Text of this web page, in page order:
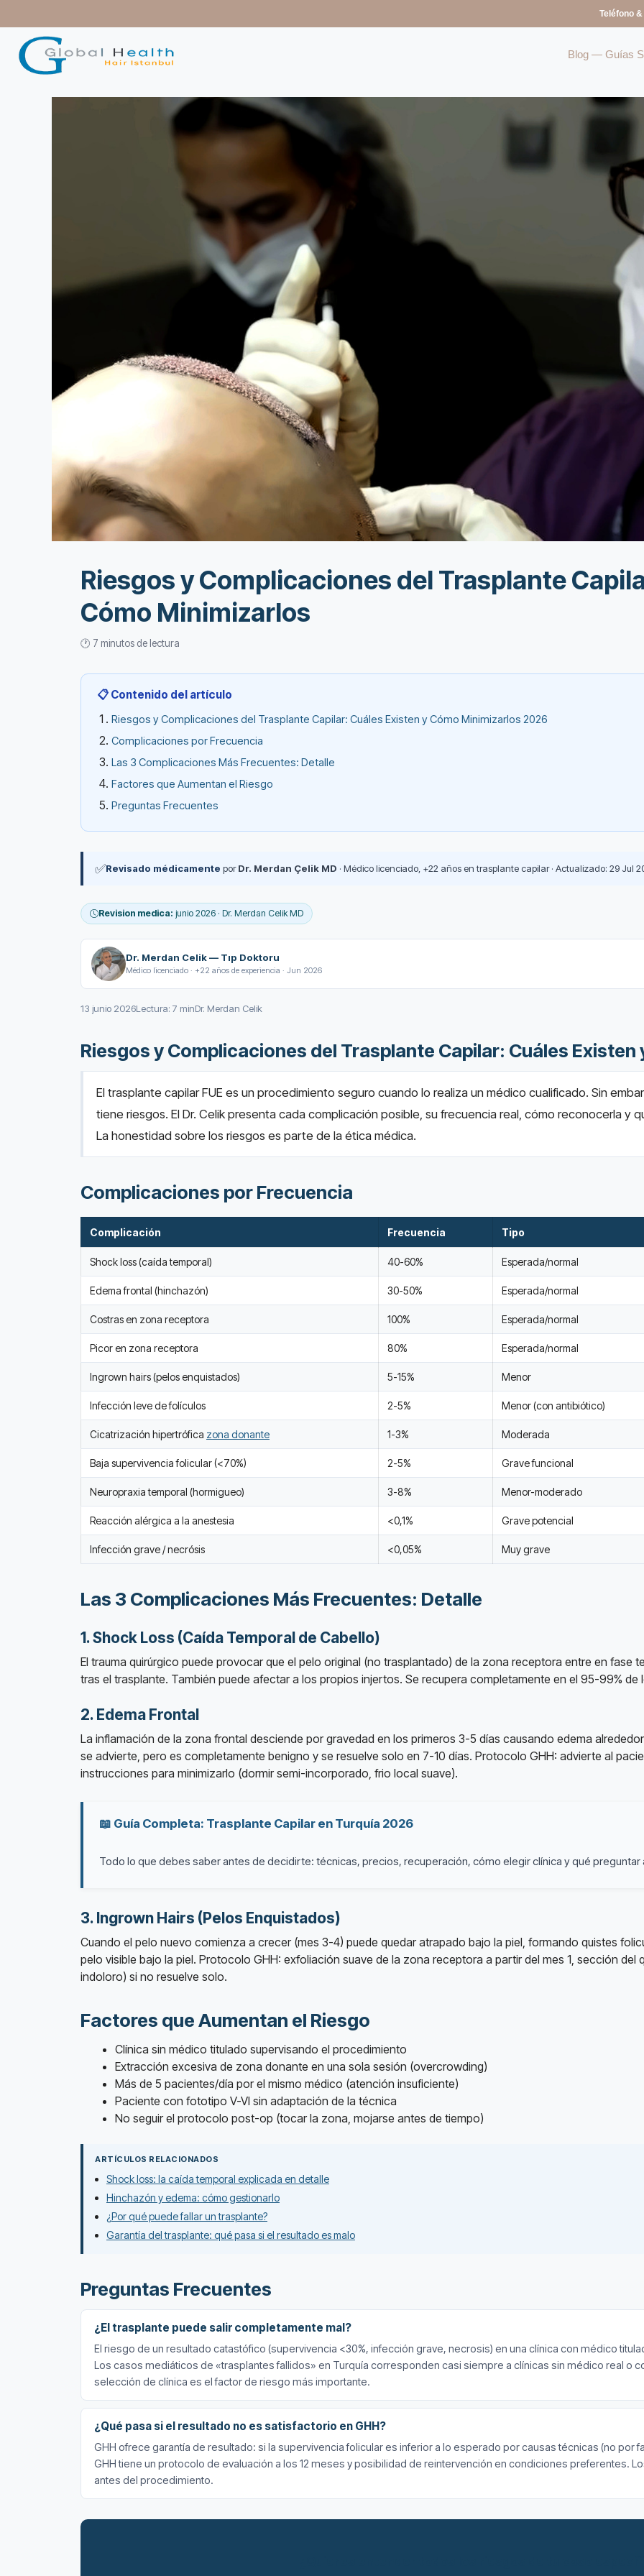
Teléfono
Blog — Guías
Riesgos y Complicaciones del Trasplante
Cómo Minimizarlos
🕐 7 minutos de lectura
📋 Contenido del artículo
Riesgos y Complicaciones del Trasplante Capilar: Cuáles Existen y Cómo Minimizarlos 2026
Complicaciones por Frecuencia
Las 3 Complicaciones Más Frecuentes: Detalle
Factores que Aumentan el Riesgo
Preguntas Frecuentes
✅Revisado médicamente porDr. Merdan Çelik MD · Médico licenciado, +22 años en trasplante capilar · Actualizado: 29 Jul
Revision medica: junio 2026 · Dr. Merdan Celik MD
Dr. Merdan Celik — Tıp Doktoru
Médico licenciado · +22 años de experiencia · Jun 2026
13 junio 2026Lectura: 7 minDr. Merdan Celik
Riesgos y Complicaciones del Trasplante Capilar: Cuáles
El trasplante capilar FUE es un procedimiento seguro cuando lo realiza un médico cualificado. Sin
tiene riesgos. El Dr. Celik presenta cada complicación posible, su frecuencia real, cómo reconocerla y
La honestidad sobre los riesgos es parte de la ética médica.
Complicaciones por Frecuencia
Complicación Frecuencia Tipo
Shock loss (caída temporal) 40-60% Esperada/normal
Edema frontal (hinchazón) 30-50% Esperada/normal
Costras en zona receptora 100% Esperada/normal
Picor en zona receptora 80% Esperada/normal
Ingrown hairs (pelos enquistados) 5-15% Menor
Infección leve de folículos 2-5% Menor (con antibiótico)
Cicatrización hipertrófica zona donante 1-3% Moderada
Baja supervivencia folicular (<70%) 2-5% Grave funcional
Neuropraxia temporal (hormigueo) 3-8% Menor-moderado
Reacción alérgica a la anestesia <0,1% Grave potencial
Infección grave / necrósis <0,05% Muy grave
Las 3 Complicaciones Más Frecuentes: Detalle
1. Shock Loss (Caída Temporal de Cabello)
El trauma quirúrgico puede provocar que el pelo original (no trasplantado) de la zona receptora entre en fase
tras el trasplante. También puede afectar a los propios injertos. Se recupera completamente en el 95-99%
2. Edema Frontal
La inflamación de la zona frontal desciende por gravedad en los primeros 3-5 días causando edema
se advierte, pero es completamente benigno y se resuelve solo en 7-10 días. Protocolo GHH: advierte al
instrucciones para minimizarlo (dormir semi-incorporado, frio local suave).
📖 Guía Completa: Trasplante Capilar en Turquía 2026
Todo lo que debes saber antes de decidirte: técnicas, precios, recuperación, cómo elegir clínica y qué preguntar
3. Ingrown Hairs (Pelos Enquistados)
Cuando el pelo nuevo comienza a crecer (mes 3-4) puede quedar atrapado bajo la piel, formando quistes
pelo visible bajo la piel. Protocolo GHH: exfoliación suave de la zona receptora a partir del mes 1, sección
indoloro) si no resuelve solo.
Factores que Aumentan el Riesgo
Clínica sin médico titulado supervisando el procedimiento
Extracción excesiva de zona donante en una sola sesión (overcrowding)
Más de 5 pacientes/día por el mismo médico (atención insuficiente)
Paciente con fototipo V-VI sin adaptación de la técnica
No seguir el protocolo post-op (tocar la zona, mojarse antes de tiempo)
ARTÍCULOS RELACIONADOS
Shock loss: la caída temporal explicada en detalle
Hinchazón y edema: cómo gestionarlo
¿Por qué puede fallar un trasplante?
Garantía del trasplante: qué pasa si el resultado es malo
Preguntas Frecuentes
¿El trasplante puede salir completamente mal?
El riesgo de un resultado catastófico (supervivencia <30%, infección grave, necrosis) en una clínica con médico
Los casos mediáticos de «trasplantes fallidos» en Turquía corresponden casi siempre a clínicas sin médico real o
selección de clínica es el factor de riesgo más importante.
¿Qué pasa si el resultado no es satisfactorio en GHH?
GHH ofrece garantía de resultado: si la supervivencia folicular es inferior a lo esperado por causas técnicas (no
GHH tiene un protocolo de evaluación a los 12 meses y posibilidad de reintervención en condiciones preferentes.
antes del procedimiento.